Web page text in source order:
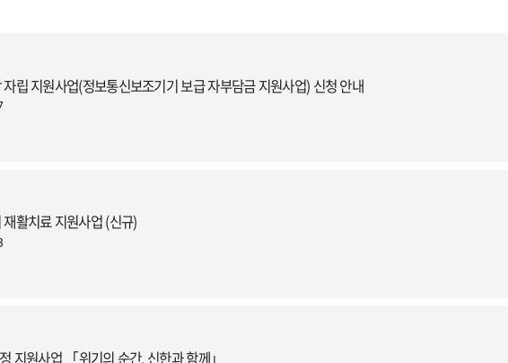
립 지원사업(정보통신보조기기 보급 자부담금 지원사업) 신청 안내
활치료 지원사업 (신규)
지원사업 「위기의 순간, 신한과 함께」